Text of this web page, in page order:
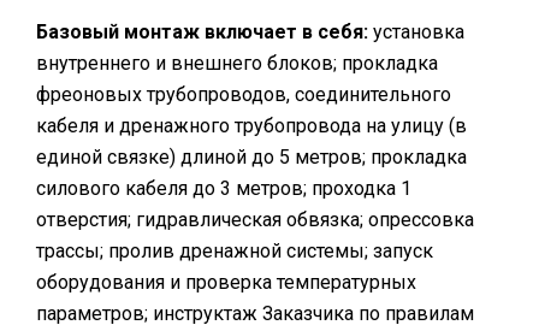
Базовый монтаж включает в себя: установка
внутреннего и внешнего блоков; прокладка
фреоновых трубопроводов, соединительного
кабеля и дренажного трубопровода на улицу (в
единой связке) длиной до 5 метров; прокладка
силового кабеля до 3 метров; проходка 1
отверстия; гидравлическая обвязка; опрессовка
трассы; пролив дренажной системы; запуск
оборудования и проверка температурных
параметров; инструктаж Заказчика по правилам